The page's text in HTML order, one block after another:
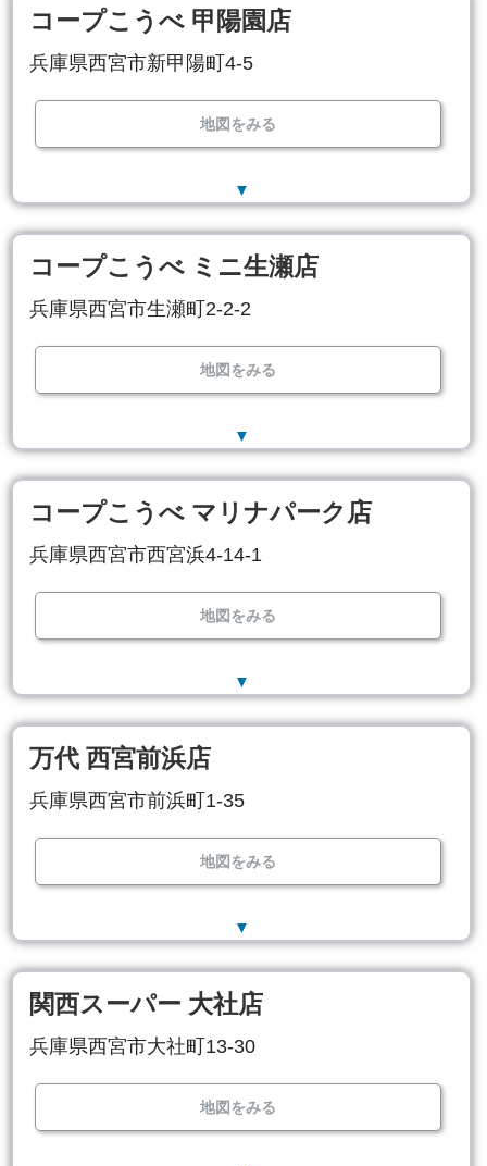
コープこうべ 甲陽園店
兵庫県西宮市新甲陽町4-5
地図をみる
▼
コープこうべ ミニ生瀬店
兵庫県西宮市生瀬町2-2-2
地図をみる
▼
コープこうべ マリナパーク店
兵庫県西宮市西宮浜4-14-1
地図をみる
▼
万代 西宮前浜店
兵庫県西宮市前浜町1-35
地図をみる
▼
関西スーパー 大社店
兵庫県西宮市大社町13-30
地図をみる